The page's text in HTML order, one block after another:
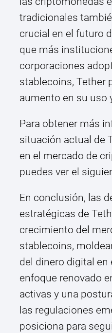
tradicionales
crucial en el futuro
que más
corporaciones
stablecoins, Tether
aumento en su uso
Para obtener más
situación actual de
en el mercado de
puedes ver el
En conclusión, las
estratégicas de
crecimiento del
stablecoins,
del dinero digital en
enfoque renovado
activas y una
las regulaciones
posiciona para